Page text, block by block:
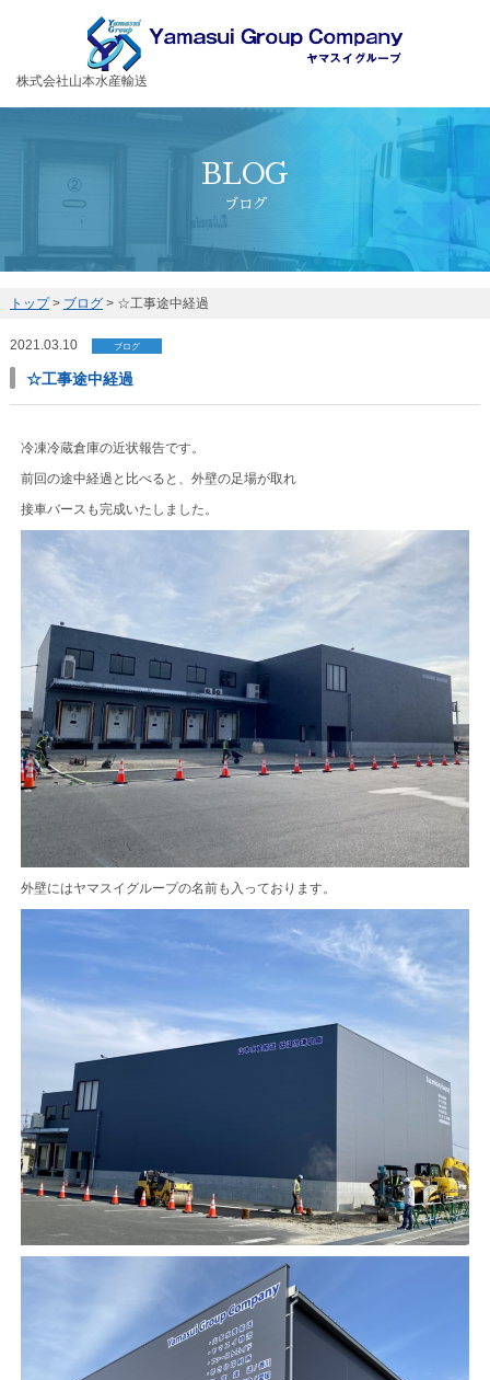
お客様の大切な荷物を安全・丁寧に運送するヤマスイグループ
株式会社山本水産輸送
BLOG
ブログ
トップ> ブログ> ☆工事途中経過
2021.03.10 ブログ
☆工事途中経過
冷凍冷蔵倉庫の近状報告です。
前回の途中経過と比べると、外壁の足場が取れ
接車バースも完成いたしました。
外壁にはヤマスイグループの名前も入っております。